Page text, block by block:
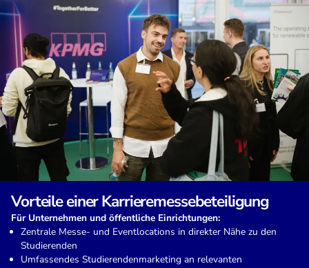
Vorteile einer Karrieremessebeteiligung
Für Unternehmen und öffentliche Einrichtungen:
Zentrale Messe- und Eventlocations in direkter Nähe zu den
Studierenden
Umfassendes Studierendenmarketing an relevanten